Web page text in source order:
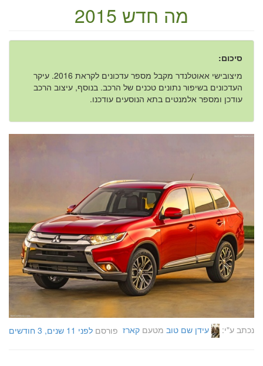
מה חדש 2015
סיכום:
מיצובישי אאוטלנדר מקבל מספר עדכונים לקראת 2016. עיקר
העדכונים בשיפור נתונים טכנים של הרכב. בנוסף, עיצוב הרכב
עודכן ומספר אלמנטים בתא הנוסעים עודכנו.
נכתב ע"י: עידן שם טוב מטעם קארז פורסם לפני 11 שנים, 3 חודשים